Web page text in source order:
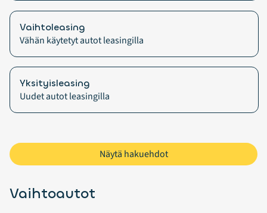
Vaihtoleasing
Vähän käytetyt autot leasingilla
Yksityisleasing
Uudet autot leasingilla
Näytä hakuehdot
Vaihtoautot